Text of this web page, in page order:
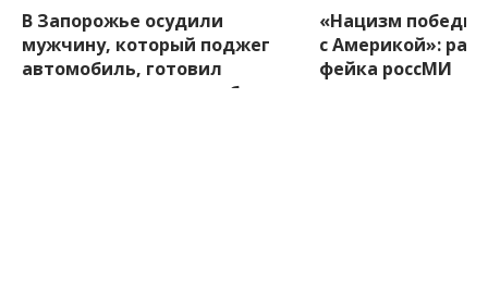
В Запорожье осудили
мужчину, который поджег
автомобиль, готовил
диверсию и пытался убить
«Нацизм
с Америкой»:
фейка россМИ